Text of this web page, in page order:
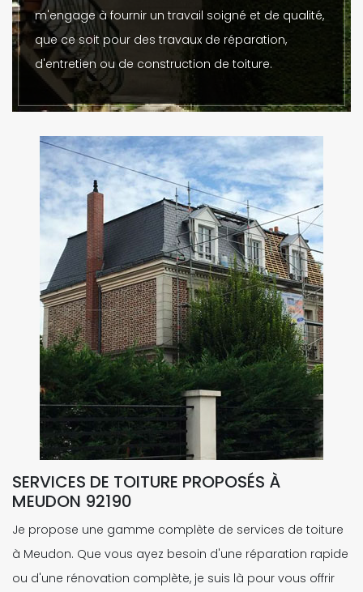
m'engage à fournir un travail soigné et de qualité,
que ce soit pour des travaux de réparation,
d'entretien ou de construction de toiture.
SERVICES DE TOITURE PROPOSÉS À
MEUDON 92190
Je propose une gamme complète de services de toiture
à Meudon. Que vous ayez besoin d'une réparation rapide
ou d'une rénovation complète, je suis là pour vous offrir